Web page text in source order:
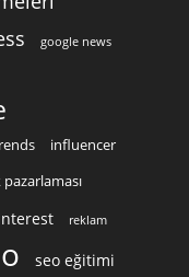
google news
influencer
pazarlaması
reklam
seo eğitimi